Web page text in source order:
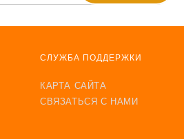
СЛУЖБА ПОДДЕРЖКИ
КАРТА САЙТА
СВЯЗАТЬСЯ С НАМИ